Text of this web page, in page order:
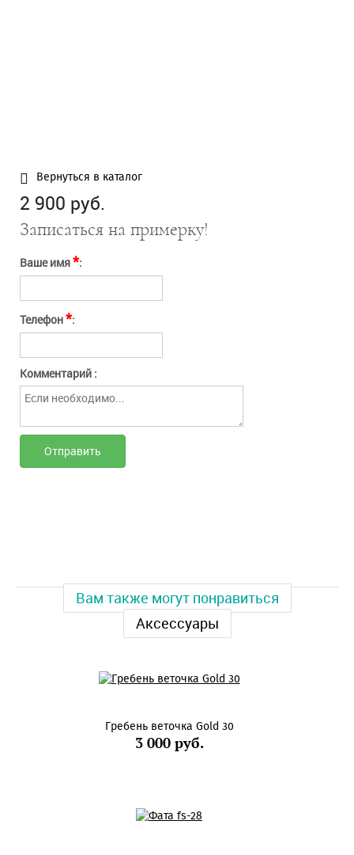
Вернуться в каталог
2 900 руб.
Записаться на примерку!
Ваше имя*:
Телефон*:
Комментарий :
Вам также могут понравиться
Аксессуары
Гребень веточка Gold 30
3 000 руб.